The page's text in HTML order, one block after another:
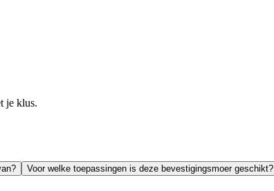
je klus.
Voor welke toepassingen is deze bevestigingsmoer geschikt?